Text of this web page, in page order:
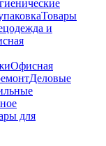
Товары
и
Офисная
Деловые
для